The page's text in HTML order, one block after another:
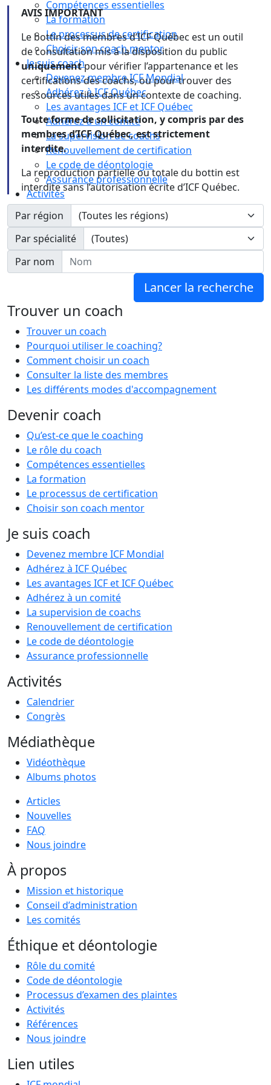
Compétences essentielles
La formation
Le processus de certification
Choisir son coach mentor
Je suis coach
Devenez membre ICF Mondial
Adhérez à ICF Québec
Les avantages ICF et ICF Québec
Adhérez à un comité
La supervision de coachs
Renouvellement de certification
Le code de déontologie
Assurance professionnelle
Activités
Calendrier
Congrès
AVIS IMPORTANT
Le bottin des membres d’ICF Québec est un outil
de consultation mis à la disposition du public
uniquementpour vérifier l’appartenance et les
certifications des coachs, ou pour trouver des
ressources utiles dans un contexte de coaching.
Toute forme de sollicitation, y compris par des
membres d’ICF Québec, est strictement
interdite.
La reproduction partielle ou totale du bottin est
interdite sans l’autorisation écrite d’ICF Québec.
Par région
Par spécialité
Nom
Par nom
Trouver un coach
Trouver un coach
Pourquoi utiliser le coaching?
Comment choisir un coach
Consulter la liste des membres
Les différents modes d'accompagnement
Devenir coach
Qu’est-ce que le coaching
Le rôle du coach
Compétences essentielles
La formation
Le processus de certification
Choisir son coach mentor
Je suis coach
Devenez membre ICF Mondial
Adhérez à ICF Québec
Les avantages ICF et ICF Québec
Adhérez à un comité
La supervision de coachs
Renouvellement de certification
Le code de déontologie
Assurance professionnelle
Activités
Calendrier
Congrès
Médiathèque
Vidéothèque
Albums photos
Articles
Nouvelles
FAQ
Nous joindre
À propos
Mission et historique
Conseil d’administration
Les comités
Éthique et déontologie
Rôle du comité
Code de déontologie
Processus d’examen des plaintes
Activités
Références
Nous joindre
Lien utiles